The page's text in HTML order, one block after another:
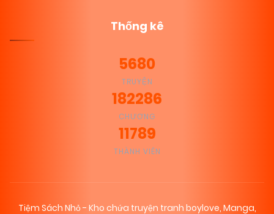
Thống kê
5680
TRUYỆN
182286
CHƯƠNG
11789
THÀNH VIÊN
Tiệm Sách Nhỏ - Kho chứa truyện tranh boylove, Manga,